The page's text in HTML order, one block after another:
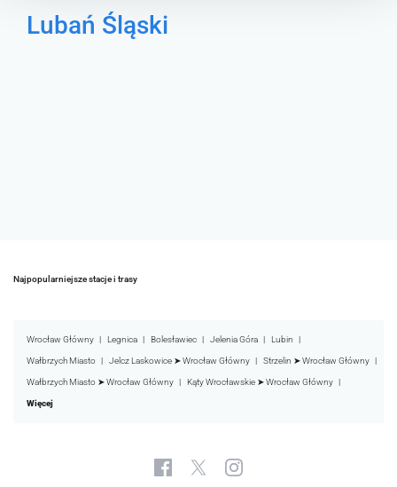
Lubań Śląski
Najpopularniejsze stacje i trasy
Wrocław Główny Legnica Bolesławiec Jelenia Góra Lubin
Wałbrzych Miasto Jelcz Laskowice ➤ Wrocław Główny Strzelin ➤ Wrocław Główny
Wałbrzych Miasto ➤ Wrocław Główny Kąty Wrocławskie ➤ Wrocław Główny
Więcej